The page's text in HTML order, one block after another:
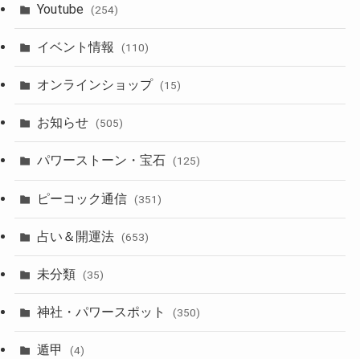
Youtube (254)
イベント情報 (110)
オンラインショップ (15)
お知らせ (505)
パワーストーン・宝石 (125)
ピーコック通信 (351)
占い＆開運法 (653)
未分類 (35)
神社・パワースポット (350)
遁甲 (4)